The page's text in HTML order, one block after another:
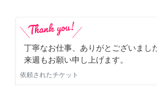
丁寧なお仕事、ありがとございまし
来週もお願い申し上げます。
依頼されたチケット